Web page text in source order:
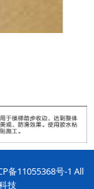
备11055368号-1 All
技